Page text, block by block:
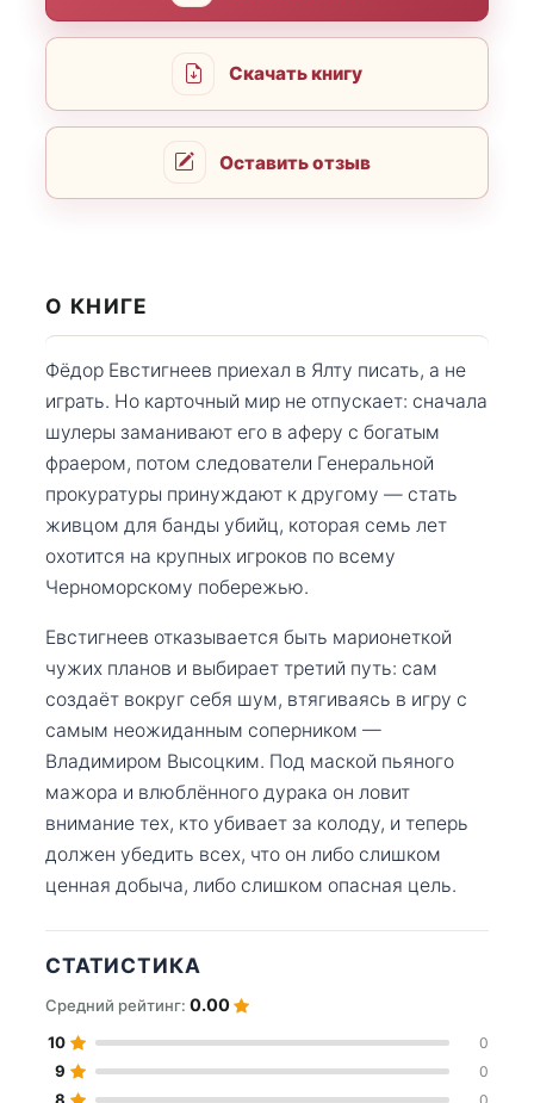
Скачать книгу
Оставить отзыв
О КНИГЕ
Фёдор Евстигнеев приехал в Ялту писать, а не
играть. Но карточный мир не отпускает: сначала
шулеры заманивают его в аферу с богатым
фраером, потом следователи Генеральной
прокуратуры принуждают к другому — стать
живцом для банды убийц, которая семь лет
охотится на крупных игроков по всему
Черноморскому побережью.
Евстигнеев отказывается быть марионеткой
чужих планов и выбирает третий путь: сам
создаёт вокруг себя шум, втягиваясь в игру с
самым неожиданным соперником —
Владимиром Высоцким. Под маской пьяного
мажора и влюблённого дурака он ловит
внимание тех, кто убивает за колоду, и теперь
должен убедить всех, что он либо слишком
ценная добыча, либо слишком опасная цель.
СТАТИСТИКА
Средний рейтинг: 0.00
10 0
9 0